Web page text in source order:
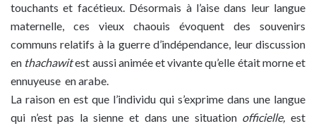
touchants et facétieux. Désormais à l’aise dans leur langue
maternelle, ces vieux chaouis évoquent des souvenirs
communs relatifs à la guerre d’indépendance, leur discussion
en thachawitest aussi animée et vivante qu’elle était morne et
ennuyeuse en arabe.
La raison en est que l’individu qui s’exprime dans une langue
qui n’est pas la sienne et dans une situation officielle,est